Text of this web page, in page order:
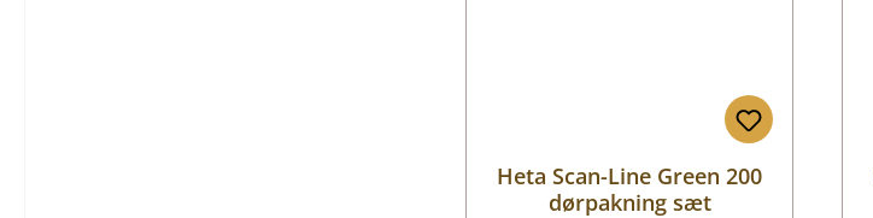
Heta Scan-Line Green 200
dørpakning sæt